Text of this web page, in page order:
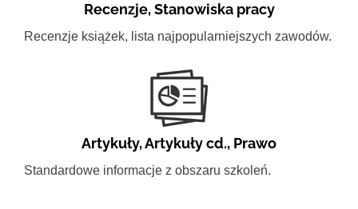
Recenzje,Stanowiska pracy
Recenzje książek, lista najpopularniejszych zawodów.
Artykuły,Artykuły cd., Prawo
Standardowe informacje z obszaru szkoleń.